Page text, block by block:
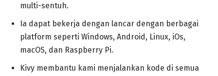
multi-sentuh.
Ia dapat bekerja dengan lancar dengan berbagai
platform seperti Windows, Android, Linux, iOs,
macOS, dan Raspberry Pi.
Kivy membantu kami menjalankan kode di semua